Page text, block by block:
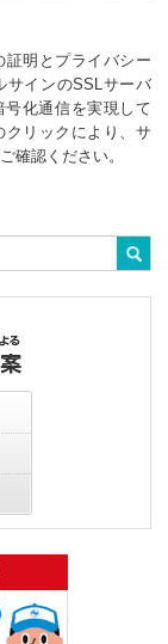
証明とプライバシー
サインのSSLサーバ
化通信を実現して
クリックにより、サ
確認ください。